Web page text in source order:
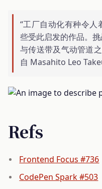
“工厂自动化有种令人
些受此启发的作品。
与传送带及气动管道
自 Masahito Leo
Refs
Frontend Focus #736
CodePen Spark #503